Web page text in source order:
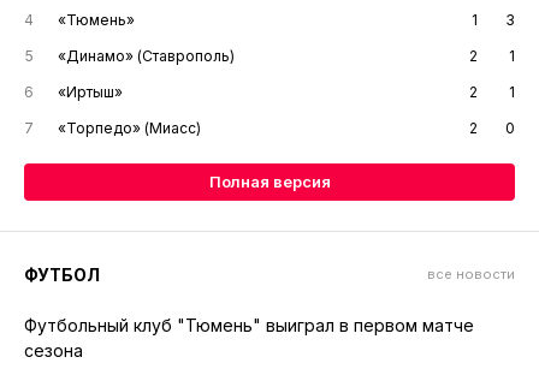
4
«Тюмень» 1
3
5
«Динамо» (Ставрополь) 2
1
6
«Иртыш» 2
1
7
«Торпедо» (Миасс) 2 0
Полная версия
ФУТБОЛ все новости
Футбольный клуб "Тюмень" выиграл в первом матче
сезона